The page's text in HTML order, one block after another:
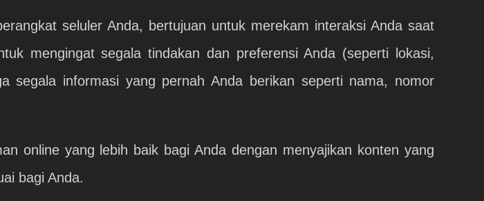
seluler Anda, bertujuan untuk merekam interaksi Anda saat
mengingat segala tindakan dan preferensi Anda (seperti lokasi,
segala informasi yang pernah Anda berikan seperti nama, nomor
online yang lebih baik bagi Anda dengan menyajikan konten yang
bagi Anda.